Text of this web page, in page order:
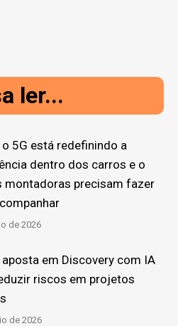
ler...
5G está redefinindo a
dentro dos carros e o
montadoras precisam fazer
de 2026
em Discovery com IA
riscos em projetos
de 2026